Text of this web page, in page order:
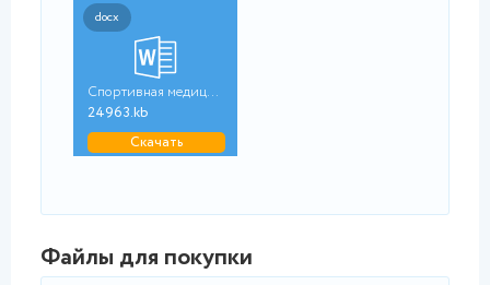
docx
Спортивная медицина....
24963.kb
Скачать
Файлы для покупки